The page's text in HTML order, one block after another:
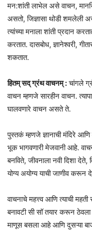
मन:शांती लाभेल असे वाचन,
असतो, जिज्ञासा थोडी शमलेली
त्यांच्या मनाला शांती प्रदान
करतात. दासबोध, ज्ञानेश्वरी,
शकतात.
हितम् सद् ग्रंथ वाचनम् :चांगले
वाचन म्हणजे सारहीन वाचन.
घालवणारे वाचन असते ते.
पुस्तकं म्हणजे ज्ञानाची मंदिरे
भूक भागवणारी मेजवानी आहे.
बनविते, जीवनाला नवी दिशा
योग्य अयोग्य याची जाणीव करून
वाचनाचे महत्त्व आणि त्याची
बनावटी सी सॉ तयार करून
माणूस बसला आहे आणि दुसऱ्या